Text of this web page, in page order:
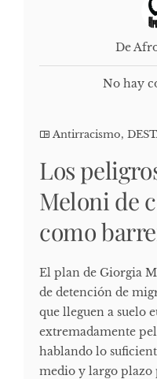
De
No hay
Antirracismo,
Los
Meloni de
como
El plan de Giorgia
de detención de
que lleguen a suelo
extremadamente
hablando lo
medio y largo plazo